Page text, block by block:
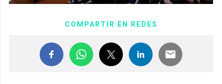
COMPARTIR EN REDES